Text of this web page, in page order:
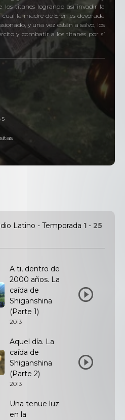
los titanes logrando así invadir la
la madre de Eren es devorada
y una vez están a salvo, los
y combatir a los titanes por sí
5
Latino - Temporada 1 - 25
A ti, dentro de
2000 años. La
caída de
Shiganshina
(Parte 1)
2013
Aquel día. La
caída de
Shiganshina
(Parte 2)
2013
Una tenue luz
en la